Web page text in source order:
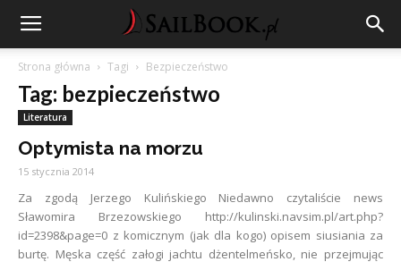
Strona główna Tagi Bezpieczeństwo
Tag: bezpieczeństwo
Literatura
Optymista na morzu
15 stycznia 2014
Za zgodą Jerzego Kulińskiego Niedawno czytaliście news
Sławomira Brzezowskiego http://kulinski.navsim.pl/art.php?
id=2398&page=0 z komicznym (jak dla kogo) opisem siusiania za
burtę. Męska część załogi jachtu dżentelmeńsko, nie przejmując